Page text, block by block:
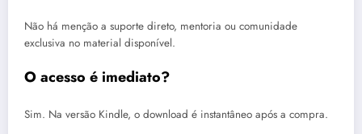
Não há menção a suporte direto, mentoria ou comunidade
exclusiva no material disponível.
O acesso é imediato?
Sim. Na versão Kindle, o download é instantâneo após a compra.